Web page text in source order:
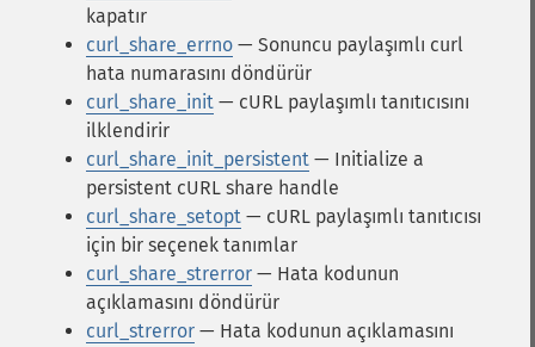
kapatır
curl_share_errno — Sonuncu paylaşımlı curl
hata numarasını döndürür
curl_share_init — cURL paylaşımlı tanıtıcısını
ilklendirir
curl_share_init_persistent — Initialize a
persistent cURL share handle
curl_share_setopt — cURL paylaşımlı tanıtıcısı
için bir seçenek tanımlar
curl_share_strerror — Hata kodunun
açıklamasını döndürür
curl_strerror — Hata kodunun açıklamasını